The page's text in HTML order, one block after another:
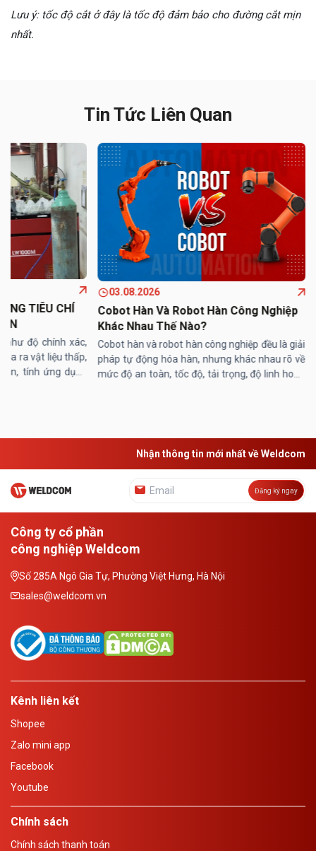
Lưu ý: tốc độ cắt ở đây là tốc độ đảm bảo cho đường cắt mịn
nhất.
Tin Tức Liên Quan
TIÊU CHÍ
như độ chính xác,
ra vật liệu thấp,
tính ứng dụng
03.08.2026
Cobot Hàn Và Robot Hàn Công Nghiệp
Khác Nhau Thế Nào?
Cobot hàn và robot hàn công nghiệp đều là giải
pháp tự động hóa hàn, nhưng khác nhau rõ về
mức độ an toàn, tốc độ, tải trọng, độ linh hoạt,
Nhận thông tin mới nhất về Weldcom
Đăng ký ngay
Công ty cổ phần
công nghiệp Weldcom
Số 285A Ngô Gia Tự, Phường Việt Hưng, Hà Nội
sales@weldcom.vn
Kênh liên kết
Shopee
Zalo mini app
Facebook
Youtube
Chính sách
Chính sách thanh toán